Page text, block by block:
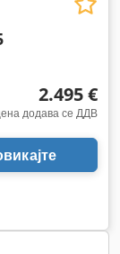
2.495 €
додава се ДДВ